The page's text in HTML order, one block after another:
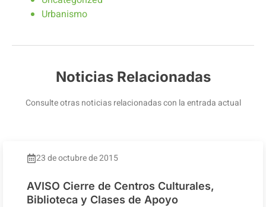
Urbanismo
Noticias Relacionadas
Consulte otras noticias relacionadas con la entrada actual
23 de octubre de 2015
AVISO Cierre de Centros Culturales,
Biblioteca y Clases de Apoyo